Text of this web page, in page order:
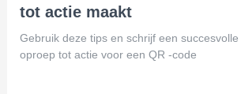
tot actie maakt
Gebruik deze tips en schrijf een succesvolle
oproep tot actie voor een QR -code